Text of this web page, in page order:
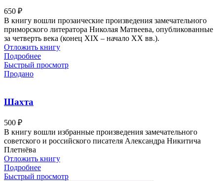
650 ₽
В книгу вошли прозаические произведения замечательного
приморского литератора Николая Матвеева, опубликованные
за четверть века (конец XIX – начало XX вв.).
Отложить книгу
Подробнее
Быстрый просмотр
Продано
Шахта
500 ₽
В книгу вошли избранные произведения замечательного
советского и российского писателя Александра Никитича
Плетнёва
Отложить книгу
Подробнее
Быстрый просмотр